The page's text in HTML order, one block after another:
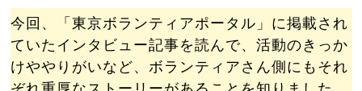
今回、「東京ボランティアポータル」に掲載され
ていたインタビュー記事を読んで、活動のきっか
けややりがいなど、ボランティアさん側にもそれ